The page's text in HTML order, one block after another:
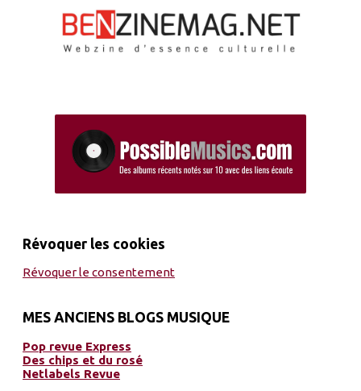
Révoquer les cookies
Révoquer le consentement
MES ANCIENS BLOGS MUSIQUE
Pop revue Express
Des chips et du rosé
Netlabels Revue